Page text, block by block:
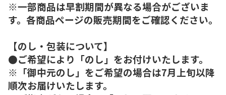
※一部商品は早割期間が異なる場合がございま
す。各商品ページの販売期間をご確認ください。
【のし・包装について】
●ご希望により「のし」をお付けいたします。
※「御中元のし」をご希望の場合は7月上旬以降
順次お届けいたします。